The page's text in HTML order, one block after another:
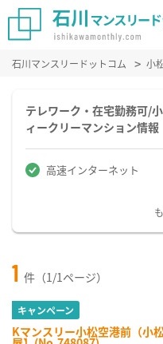
石川マンスリードットコム 小
テレワーク・在宅勤務可/
ィークリーマンション情報
高速インターネット
1 件（1/1ページ）
キャンペーン
Kマンスリー小松空港前（小